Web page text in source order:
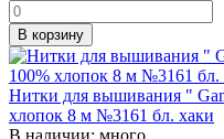
В корзину
Нитки для вышивания "
хлопок 8 м №3161 бл. хаки
В наличии: много